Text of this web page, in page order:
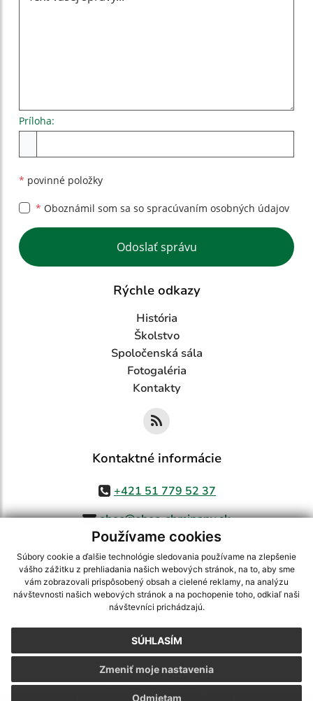
Používame cookies
Súbory cookie a ďalšie technológie sledovania používame na zlepšenie
vášho zážitku z prehliadania našich webových stránok, na to, aby sme
vám zobrazovali prispôsobený obsah a cielené reklamy, na analýzu
návštevnosti našich webových stránok a na pochopenie toho, odkiaľ naši
návštevníci prichádzajú.
SÚHLASÍM
Odmietam
Zmeniť moje nastavenia
Príloha:
* povinné položky
* Oboznámil som sa so spracúvaním osobných údajov
Google reCaptcha Response
Odoslať správu
Rýchle odkazy
História
Školstvo
Spoločenská sála
Fotogaléria
Kontakty
Kontaktné informácie
+421 51 779 52 37
obec@obec-chminany.sk
využite možnosť získavania aktuálnych informácií s využitím RSS
CMS systém (redakčný) systém ECHELON 2,Mapa stránok,web portál
webex.digital, s.r.o.,domény,registrácia domény
Posledná aktualizácia:07.08.2026
Vytlačiť stránku|Vyhlásenie o prístupnosti